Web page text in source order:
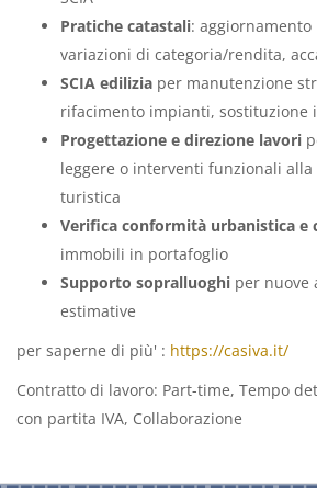
Pratiche catastali:
variazioni di categoria/rendita,
SCIA edilizia per manutenzione
rifacimento impianti, sostituzione
Progettazione e direzione lavori
leggere o interventi funzionali alla
turistica
Verifica conformità urbanistica e
immobili in portafoglio
Supporto sopralluoghi per nuove
estimative
per saperne di più' : https://casiva.it/
Contratto di lavoro: Part-time, Tempo
con partita IVA, Collaborazione